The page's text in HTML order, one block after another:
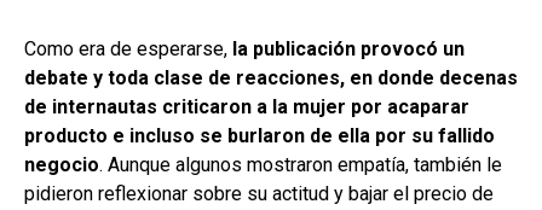
Como era de esperarse, la publicación provocó un
debate y toda clase de reacciones, en donde decenas
de internautas criticaron a la mujer por acaparar
producto e incluso se burlaron de ella por su fallido
negocio. Aunque algunos mostraron empatía, también le
pidieron reflexionar sobre su actitud y bajar el precio de